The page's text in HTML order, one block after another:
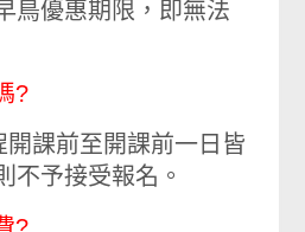
鳥優惠期限，即無法
?
課前至開課前一日皆
不予接受報名。